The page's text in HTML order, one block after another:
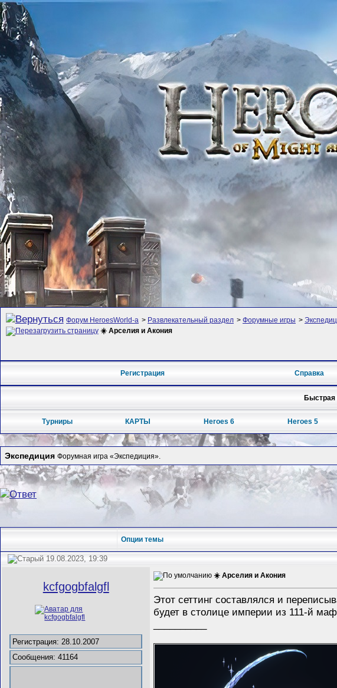
Форум HeroesWorld-а > Развлекательный раздел > Форумные игры >
☀️ Арселия и Акония
Регистрация Справка
Быстрая
Турниры КАРТЫ Heroes 6 Heroes 5
Экспедиция Форумная игра «Экспедиция».
Опции темы
19.08.2023, 19:39
kcfgogbfalgfl
Регистрация: 28.10.2007
Сообщения: 41164
☀️ Арселия и Акония
Этот сеттинг составлялся и
будет в столице империи из 111-й